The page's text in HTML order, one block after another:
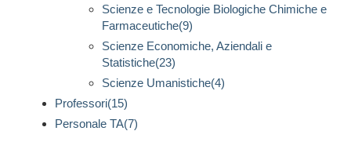
Scienze e Tecnologie Biologiche Chimiche e
Farmaceutiche(9)
Scienze Economiche, Aziendali e
Statistiche(23)
Scienze Umanistiche(4)
Professori(15)
Personale TA(7)